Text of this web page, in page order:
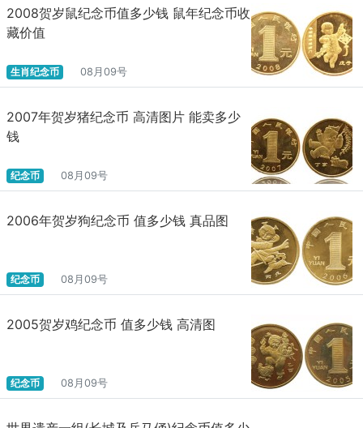
2008贺岁鼠纪念币值多少钱 鼠年纪念币收
藏价值
生肖纪念币 08月09号
2007年贺岁猪纪念币 高清图片 能卖多少
钱
纪念币 08月09号
2006年贺岁狗纪念币 值多少钱 真品图
纪念币 08月09号
2005贺岁鸡纪念币 值多少钱 高清图
纪念币 08月09号